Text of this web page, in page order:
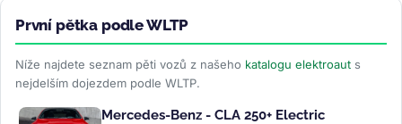
První pětka podle WLTP
Níže najdete seznam pěti vozů z našeho katalogu elektroaut s
nejdelším dojezdem podle WLTP.
Mercedes-Benz - CLA 250+ Electric